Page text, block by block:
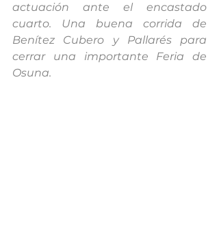
actuación ante el encastado
cuarto. Una buena corrida de
Benítez Cubero y Pallarés para
cerrar una importante Feria de
Osuna.